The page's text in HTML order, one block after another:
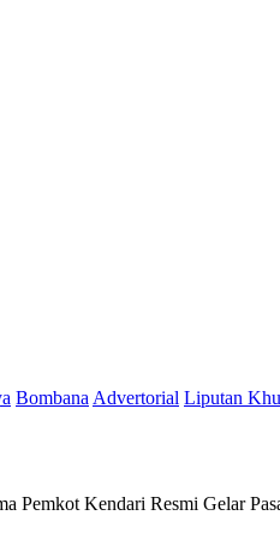
Bombana Advertorial Liputan
Pemkot Kendari Resmi Gelar